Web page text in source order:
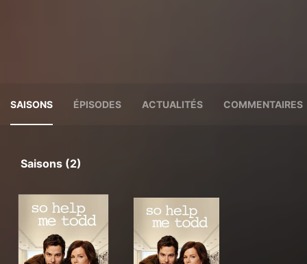
SAISONS ÉPISODES ACTUALITÉS COMMENTAIRES
Saisons (2)